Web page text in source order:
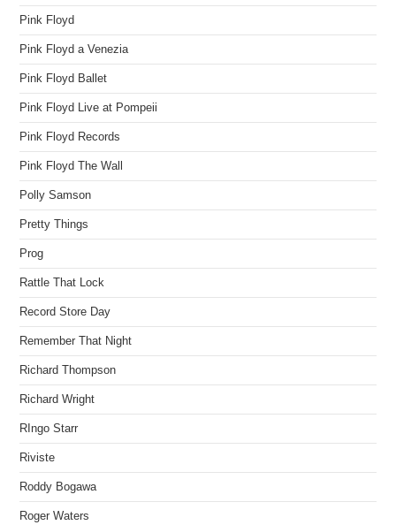
Pink Floyd
Pink Floyd a Venezia
Pink Floyd Ballet
Pink Floyd Live at Pompeii
Pink Floyd Records
Pink Floyd The Wall
Polly Samson
Pretty Things
Prog
Rattle That Lock
Record Store Day
Remember That Night
Richard Thompson
Richard Wright
RIngo Starr
Riviste
Roddy Bogawa
Roger Waters